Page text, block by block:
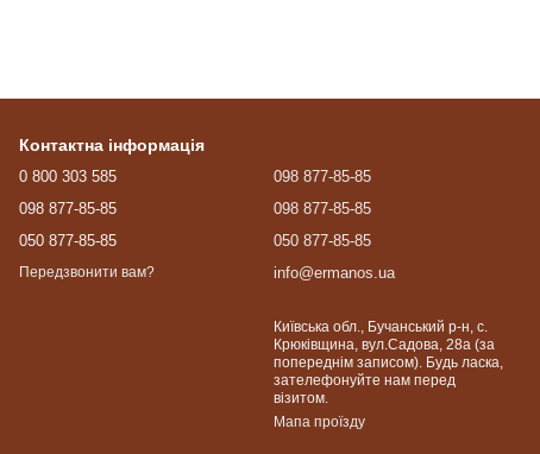
Контактна інформація
0 800 303 585
098 877-85-85
050 877-85-85
Передзвонити вам?
098 877-85-85
098 877-85-85
050 877-85-85
info@ermanos.ua
Київська обл., Бучанський р-н, с.
Крюківщина, вул.Садова, 28а (за
попереднім записом). Будь ласка,
зателефонуйте нам перед
візитом.
Мапа проїзду